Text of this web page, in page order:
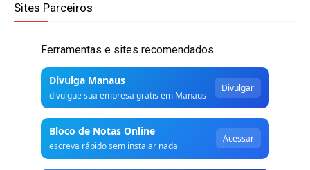
Sites Parceiros
Ferramentas e sites recomendados
Divulga Manaus
divulgue sua empresa grátis em Manaus
Divulgar
Bloco de Notas Online
escreva rápido sem instalar nada
Acessar